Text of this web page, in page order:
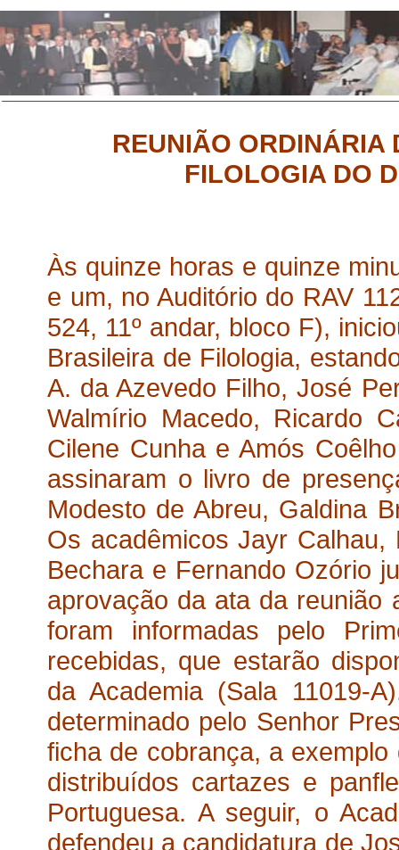
REUNIÃO ORDINÁRIA
FILOLOGIA DO
Às quinze horas e quinze minutos do dia 30 de junho do ano dois mil e um, no Auditório do RAV 112 da UERJ (Rua São Francisco Xavier, 524, 11º andar, bloco F), iniciou-se a Reunião Ordinária da Academia Brasileira de Filologia, estando presentes os acadêmicos Leodegário A. da Azevedo Filho, José Pereira da Silva, Antônio Nunes Malveira, Walmírio Macedo, Ricardo Cavaliere, Marina Machado Rodrigues, Cilene Cunha e Amós Coêlho da Silva, além de sete visitantes que assinaram o livro de presença, entre os quais a viúva e a filha de Modesto de Abreu, Galdina Britto de Abreu e Dallia Britto de Abreu. Os acadêmicos Jayr Calhau, Maria Emília, Hilma Ranauro, Evanildo Bechara e Fernando Ozório justificaram suas faltas. Após a leitura e aprovação da ata da reunião anterior, feita pelo Segundo Secretário, foram informadas pelo Primeiro Secretário as correspondências recebidas, que estarão disponíveis aos interessados na Secretaria da Academia (Sala 11019-A). Ainda na sessão administrativa, foi determinado pelo Senhor